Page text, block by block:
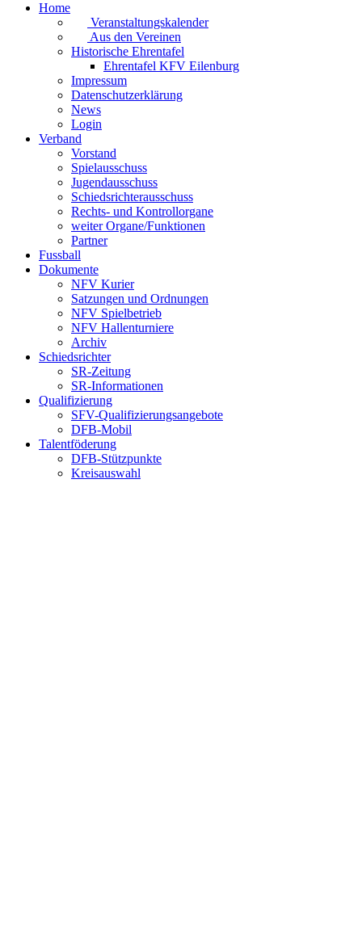
Home
Veranstaltungskalender
Aus den Vereinen
Historische Ehrentafel
Ehrentafel KFV Eilenburg
Impressum
Datenschutzerklärung
News
Login
Verband
Vorstand
Spielausschuss
Jugendausschuss
Schiedsrichterausschuss
Rechts- und Kontrollorgane
weiter Organe/Funktionen
Partner
Fussball
Dokumente
NFV Kurier
Satzungen und Ordnungen
NFV Spielbetrieb
NFV Hallenturniere
Archiv
Schiedsrichter
SR-Zeitung
SR-Informationen
Qualifizierung
SFV-Qualifizierungsangebote
DFB-Mobil
Talentföderung
DFB-Stützpunkte
Kreisauswahl